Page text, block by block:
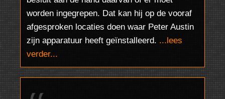
worden ingegrepen. Dat kan hij op de vooraf
afgesproken locaties doen waar Peter Austin
zijn apparatuur heeft geïnstalleerd. ...lees
verder...